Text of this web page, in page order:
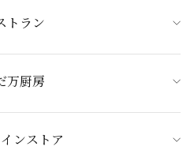
トラン
万厨房
ンストア